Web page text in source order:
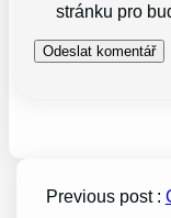
stránku pro
Previous post :